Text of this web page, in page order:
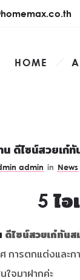
HOME
ดีไซน์สวยเก๋ทั
admin in News
5 ไ
ดีไซน์สวยเก๋ทันส
การตกแต่งและก
ใจมาฝากค่ะ